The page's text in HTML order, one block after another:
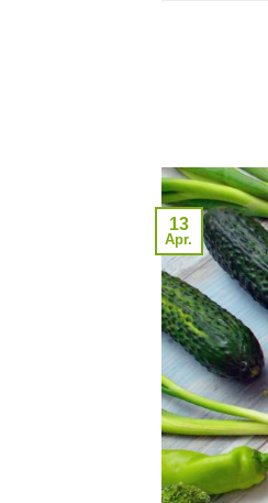
13
Apr.